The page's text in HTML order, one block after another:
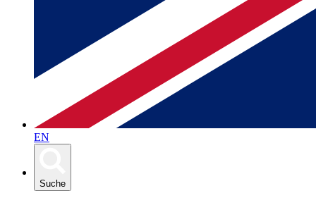
EN
Suche